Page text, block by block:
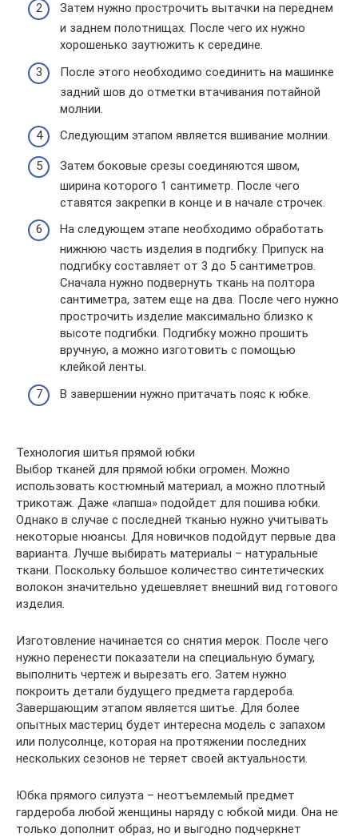
Затем нужно прострочить вытачки на переднем
и заднем полотнищах. После чего их нужно
хорошенько заутюжить к середине.
После этого необходимо соединить на машинке
задний шов до отметки втачивания потайной
молнии.
Следующим этапом является вшивание молнии.
Затем боковые срезы соединяются швом,
ширина которого 1 сантиметр. После чего
ставятся закрепки в конце и в начале строчек.
На следующем этапе необходимо обработать
нижнюю часть изделия в подгибку. Припуск на
подгибку составляет от 3 до 5 сантиметров.
Сначала нужно подвернуть ткань на полтора
сантиметра, затем еще на два. После чего нужно
прострочить изделие максимально близко к
высоте подгибки. Подгибку можно прошить
вручную, а можно изготовить с помощью
клейкой ленты.
В завершении нужно притачать пояс к юбке.
Технология шитья прямой юбки
Выбор тканей для прямой юбки огромен. Можно
использовать костюмный материал, а можно плотный
трикотаж. Даже «лапша» подойдет для пошива юбки.
Однако в случае с последней тканью нужно учитывать
некоторые нюансы. Для новичков подойдут первые два
варианта. Лучше выбирать материалы – натуральные
ткани. Поскольку большое количество синтетических
волокон значительно удешевляет внешний вид готового
изделия.
Изготовление начинается со снятия мерок. После чего
нужно перенести показатели на специальную бумагу,
выполнить чертеж и вырезать его. Затем нужно
покроить детали будущего предмета гардероба.
Завершающим этапом является шитье. Для более
опытных мастериц будет интересна модель с запахом
или полусолнце, которая на протяжении последних
нескольких сезонов не теряет своей актуальности.
Юбка прямого силуэта – неотъемлемый предмет
гардероба любой женщины наряду с юбкой миди. Она не
только дополнит образ, но и выгодно подчеркнет